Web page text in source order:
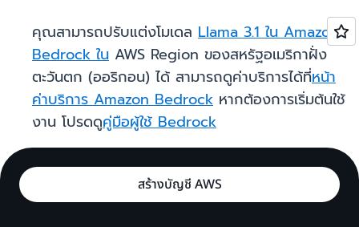
คุณสามารถปรับแต่งโมเดล Llama 3.1 ใน Amazon
Bedrock ใน AWS Region ของสหรัฐอเมริกาฝั่ง
ตะวันตก (ออริกอน) ได้ สามารถดูค่าบริการได้ที่หน้า
ค่าบริการ Amazon Bedrock หากต้องการเริ่มต้นใช้
งาน โปรดดูคู่มือผู้ใช้ Bedrock
สร้างบัญชี AWS